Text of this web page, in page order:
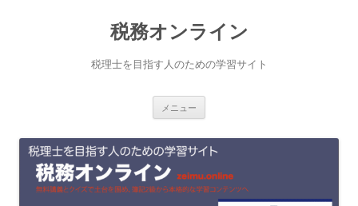
へ
税務オンライン
税理士を目指す人のための学習サイト
メニュー